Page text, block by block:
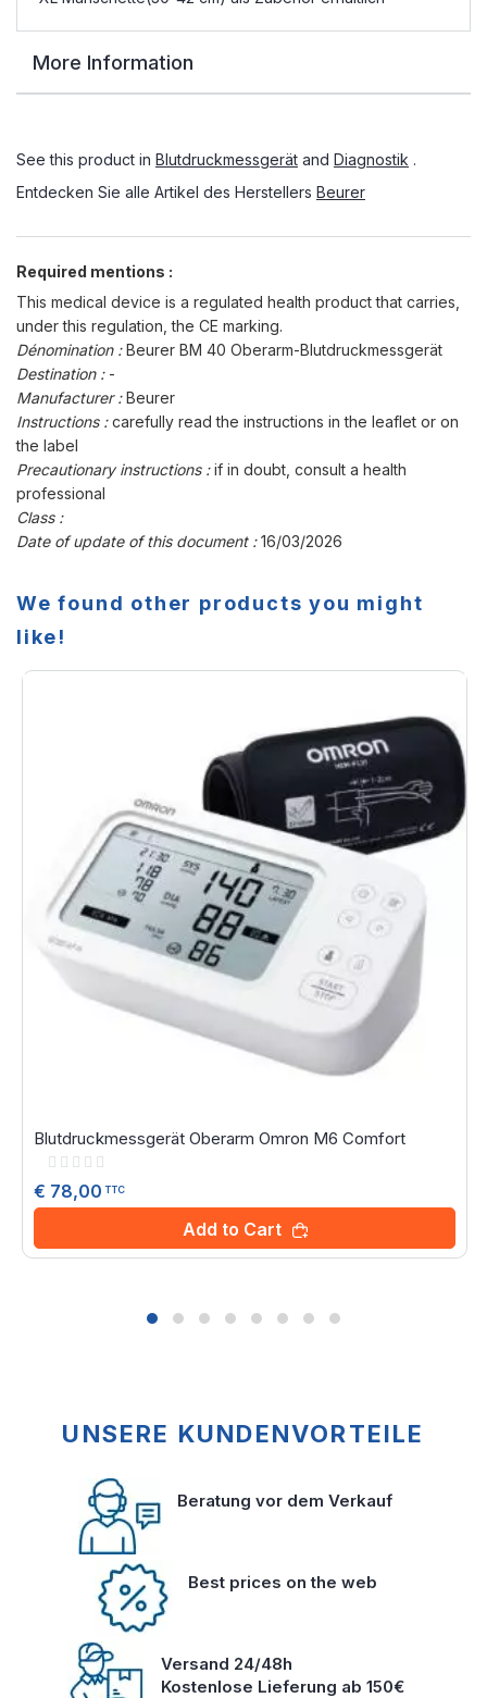
More Information
See this product in Blutdruckmessgerät and Diagnostik .
Entdecken Sie alle Artikel des Herstellers Beurer
Required mentions :
This medical device is a regulated health product that carries,
under this regulation, the CE marking.
Dénomination :Beurer BM 40 Oberarm-Blutdruckmessgerät
Destination : -
Manufacturer :Beurer
Instructions :carefully read the instructions in the leaflet or on
the label
Precautionary instructions :if in doubt, consult a health
professional
Class :
Date of update of this document :16/03/2026
We found other products you might
like!
Blutdruckmessgerät Oberarm Omron M6 Comfort
Rating:
€ 78,00 TTC
Add to Cart
UNSERE KUNDENVORTEILE
Beratung vor dem Verkauf
Best prices on the web
Versand 24/48h
Kostenlose Lieferung ab 150€